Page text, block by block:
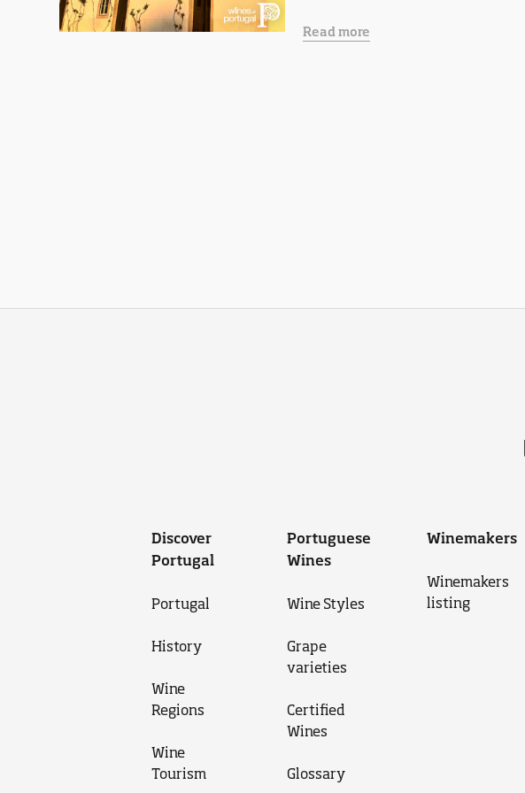
Read more
Discover
Portugal
Portugal
History
Wine
Regions
Wine
Tourism
Portuguese
Wines
Wine Styles
Grape
varieties
Certified
Wines
Glossary
Winemakers
Winemakers
listing